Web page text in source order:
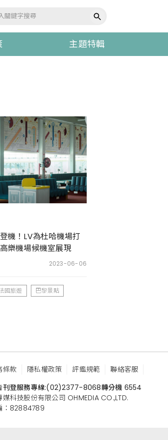
主題特輯
機！LV為杜哈機場打
樂機場候機室展現
2023-06-06
國旅遊
巴黎景點
條款 隱私權政策 評鑑規範
聯絡客服
刊登服務專線:(02)2377-8068轉分機 6554
媒科技股份有限公司 OHMEDIA CO.,LTD.
：82884789